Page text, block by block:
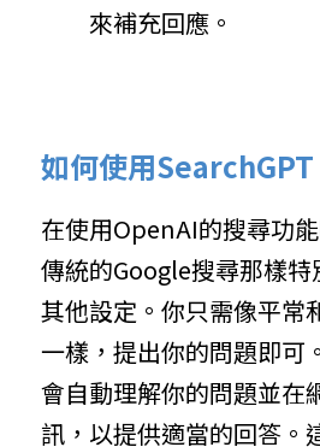
來補充回應。
如何使用SearchGPT
在使用OpenAI的搜尋功
傳統的Google搜尋那樣
其他設定。你只需像平常
一樣，提出你的問題即可
會自動理解你的問題並在
訊，以提供適當的回答。